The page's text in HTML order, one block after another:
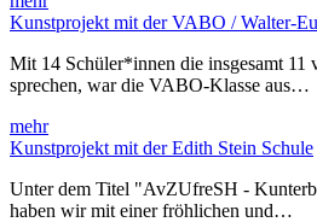
Kunstprojekt mit der VABO / Walter-
Mit 14 Schüler*innen die insgesamt 11
sprechen, war die VABO-Klasse aus…
mehr
Kunstprojekt mit der Edith Stein Schule
Unter dem Titel "AvZUfreSH -
haben wir mit einer fröhlichen und…